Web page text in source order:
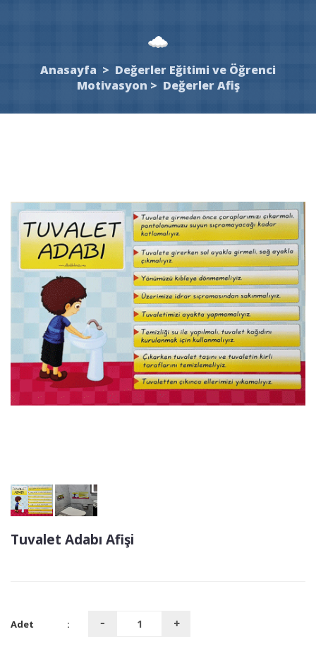
Anasayfa > Değerler Eğitimi ve Öğrenci
Motivasyon > Değerler Afiş
Tuvalet Adabı Afişi
Adet :